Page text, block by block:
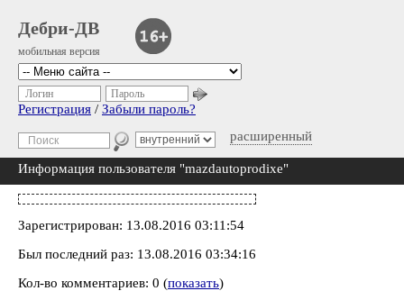
Дебри-ДВ
мобильная версия
расширенный
Логин Пароль
Регистрация / Забыли пароль?
Информация пользователя "mazdautoprodixe"
Зарегистрирован: 13.08.2016 03:11:54
Был последний раз: 13.08.2016 03:34:16
Кол-во комментариев: 0 (показать)